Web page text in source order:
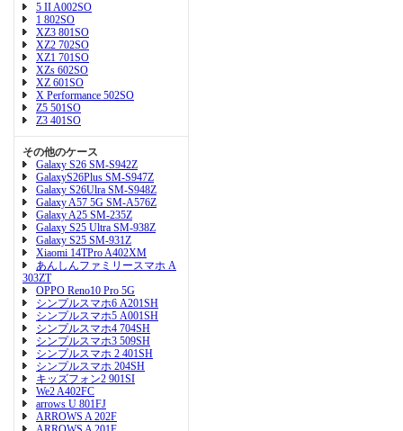
5 II A002SO
1 802SO
XZ3 801SO
XZ2 702SO
XZ1 701SO
XZs 602SO
XZ 601SO
X Performance 502SO
Z5 501SO
Z3 401SO
その他のケース
Galaxy S26 SM-S942Z
GalaxyS26Plus SM-S947Z
Galaxy S26Ulra SM-S948Z
Galaxy A57 5G SM-A576Z
Galaxy A25 SM-235Z
Galaxy S25 Ultra SM-938Z
Galaxy S25 SM-931Z
Xiaomi 14TPro A402XM
あんしんファミリースマホ A
303ZT
OPPO Reno10 Pro 5G
シンプルスマホ6 A201SH
シンプルスマホ5 A001SH
シンプルスマホ4 704SH
シンプルスマホ3 509SH
シンプルスマホ 2 401SH
シンプルスマホ 204SH
キッズフォン2 901SI
We2 A402FC
arrows U 801FJ
ARROWS A 202F